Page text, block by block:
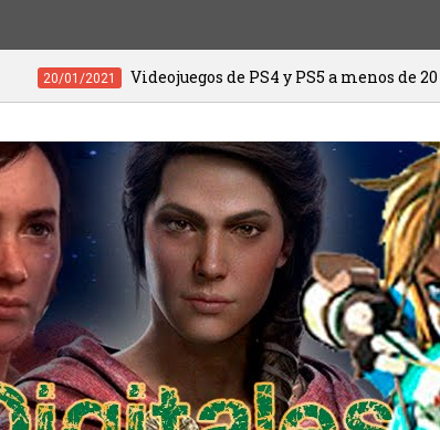
de PS4 y PS5 a menos de 20 euros